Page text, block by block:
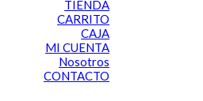
TIENDA
CARRITO
CAJA
MI CUENTA
Nosotros
CONTACTO